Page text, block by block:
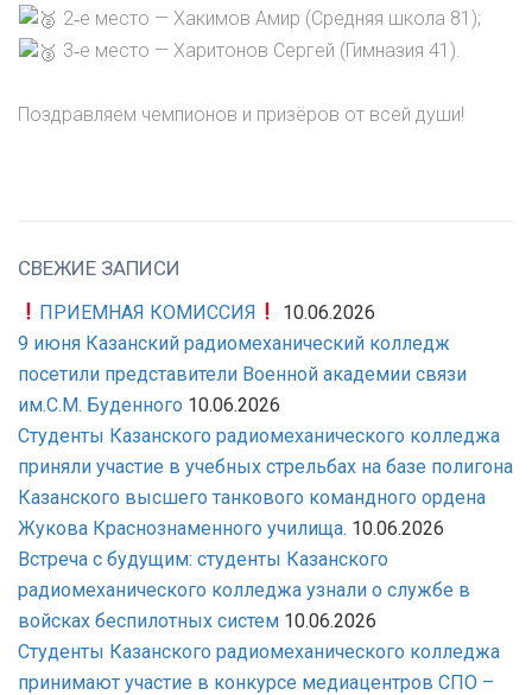
2‑е место — Хакимов Амир (Средняя школа 81);
3‑е место — Харитонов Сергей (Гимназия 41).
Поздравляем чемпионов и призёров от всей души!
СВЕЖИЕ ЗАПИСИ
ПРИЕМНАЯ КОМИССИЯ
10.06.2026
9 июня Казанский радиомеханический колледж
посетили представители Военной академии связи
им.С.М. Буденного 10.06.2026
Студенты Казанского радиомеханического колледжа
приняли участие в учебных стрельбах на базе полигона
Казанского высшего танкового командного ордена
Жукова Краснознаменного училища. 10.06.2026
Встреча с будущим: студенты Казанского
радиомеханического колледжа узнали о службе в
войсках беспилотных систем 10.06.2026
Студенты Казанского радиомеханического колледжа
принимают участие в конкурсе медиацентров СПО –